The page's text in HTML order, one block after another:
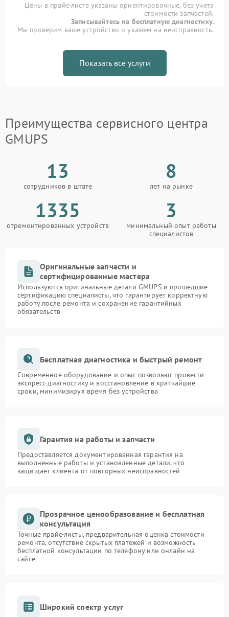
Цены в прайс-листе указаны ориентировочные, без учета
стоимости запчастей.
Записывайтесь на бесплатную диагностику.
Мы проверим ваше устройство и укажем на неисправность.
Показать все услуги
Преимущества сервисного центра
GMUPS
13
сотрудников в штате
8
лет на рынке
1335
отремонтированных устройств
3
минимальный опыт работы
специалистов
Оригинальные запчасти и
сертифицированные мастера
Используются оригинальные детали GMUPS и прошедшие
сертификацию специалисты, что гарантирует корректную
работу после ремонта и сохранение гарантийных
обязательств
Бесплатная диагностика и быстрый ремонт
Современное оборудование и опыт позволяют провести
экспресс-диагностику и восстановление в кратчайшие
сроки, минимизируя время без устройства
Гарантия на работы и запчасти
Предоставляется документированная гарантия на
выполненные работы и установленные детали, что
защищает клиента от повторных неисправностей
Прозрачное ценообразование и бесплатная
консультация
Точные прайс-листы, предварительная оценка стоимости
ремонта, отсутствие скрытых платежей и возможность
бесплатной консультации по телефону или онлайн на
сайте
Широкий спектр услуг